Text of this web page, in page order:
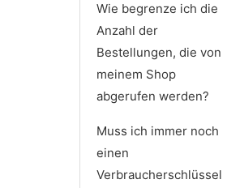
Wie begrenze ich die
Anzahl der
Bestellungen, die von
meinem Shop
abgerufen werden?
Muss ich immer noch
einen
Verbraucherschlüssel